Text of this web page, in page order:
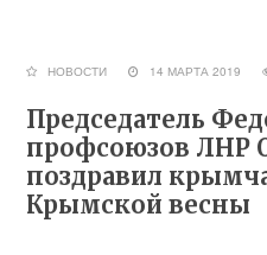
НОВОСТИ 14 МАРТА 2019
Председатель
профсоюзов ЛНР
поздравил
Крымской весны